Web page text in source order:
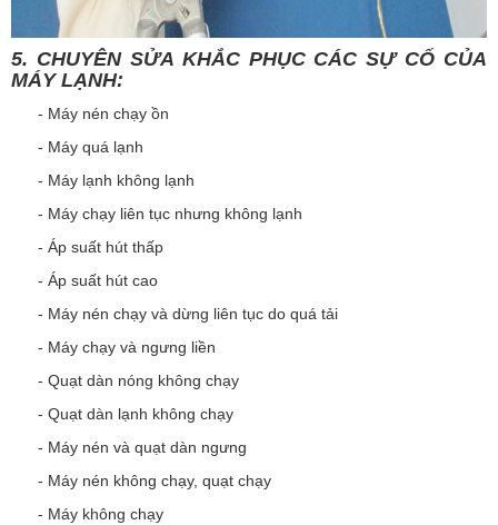
5. CHUYÊN SỬA KHẮC PHỤC CÁC SỰ CỐ CỦA
MÁY LẠNH:
- Máy nén chạy ồn
- Máy quá lạnh
- Máy lạnh không lạnh
- Máy chạy liên tục nhưng không lạnh
- Áp suất hút thấp
- Áp suất hút cao
- Máy nén chạy và dừng liên tục do quá tải
- Máy chạy và ngưng liền
- Quạt dàn nóng không chạy
- Quạt dàn lạnh không chạy
- Máy nén và quạt dàn ngưng
- Máy nén không chạy, quạt chạy
- Máy không chạy